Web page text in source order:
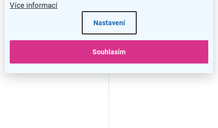
Více informací
Nastavení
Souhlasím
Nízká skříň Impress (pro
Nízká skříň Impress (pro